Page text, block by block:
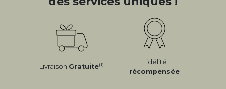
Livraison Gratuite(1)
Fidélité
récompensée